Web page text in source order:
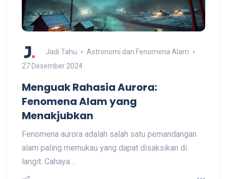
Jadi Tahu
Astronomi dan Fenomena Alam
27 Desember 2024
Menguak Rahasia Aurora:
Fenomena Alam yang
Menakjubkan
Fenomena aurora adalah salah satu pemandangan
alam paling memukau yang dapat disaksikan di
langit. Cahaya…